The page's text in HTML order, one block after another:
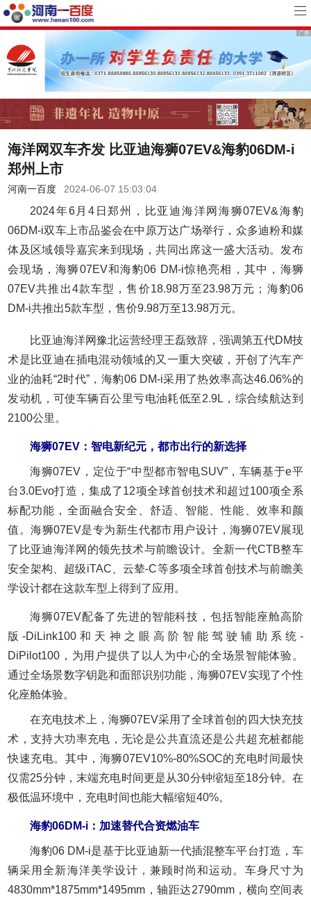
海洋网双车齐发 比亚迪海狮07EV&海豹06DM-i
郑州上市
河南一百度 2024-06-07 15:03:04
2024年6月4日郑州，比亚迪海洋网海狮07EV&海豹
06DM-i双车上市品鉴会在中原万达广场举行，众多迪粉和媒
体及区域领导嘉宾来到现场，共同出席这一盛大活动。发布
会现场，海狮07EV和海豹06 DM-i惊艳亮相，其中，海狮
07EV共推出4款车型，售价18.98万至23.98万元；海豹06
DM-i共推出5款车型，售价9.98万至13.98万元。
比亚迪海洋网豫北运营经理王磊致辞，强调第五代DM技
术是比亚迪在插电混动领域的又一重大突破，开创了汽车产
业的油耗“2时代”，海豹06 DM-i采用了热效率高达46.06%的
发动机，可使车辆百公里亏电油耗低至2.9L，综合续航达到
2100公里。
海狮07EV：智电新纪元，都市出行的新选择
海狮07EV，定位于“中型都市智电SUV”，车辆基于e平
台3.0Evo打造，集成了12项全球首创技术和超过100项全系
标配功能，全面融合安全、舒适、智能、性能、效率和颜
值。海狮07EV是专为新生代都市用户设计，海狮07EV展现
了比亚迪海洋网的领先技术与前瞻设计。全新一代CTB整车
安全架构、超级iTAC、云辇-C等多项全球首创技术与前瞻美
学设计都在这款车型上得到了应用。
海狮07EV配备了先进的智能科技，包括智能座舱高阶
版-DiLink100和天神之眼高阶智能驾驶辅助系统-
DiPilot100，为用户提供了以人为中心的全场景智能体验。
通过全场景数字钥匙和面部识别功能，海狮07EV实现了个性
化座舱体验。
在充电技术上，海狮07EV采用了全球首创的四大快充技
术，支持大功率充电，无论是公共直流还是公共超充桩都能
快速充电。其中，海狮07EV10%-80%SOC的充电时间最快
仅需25分钟，末端充电时间更是从30分钟缩短至18分钟。在
极低温环境中，充电时间也能大幅缩短40%。
海豹06DM-i：加速替代合资燃油车
海豹06 DM-i是基于比亚迪新一代插混整车平台打造，车
辆采用全新海洋美学设计，兼顾时尚和运动。车身尺寸为
4830mm*1875mm*1495mm，轴距达2790mm，横向空间表